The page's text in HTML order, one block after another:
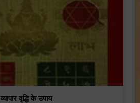
व्यापार वृद्धि के उपाय